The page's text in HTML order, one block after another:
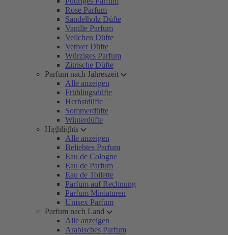
Rose Parfum
Sandelholz Düfte
Vanille Parfum
Veilchen Düfte
Vetiver Düfte
Würziges Parfum
Zitrische Düfte
Parfum nach Jahreszeit
Alle anzeigen
Frühlingsdüfte
Herbstdüfte
Sommerdüfte
Winterdüfte
Highlights
Alle anzeigen
Beliebtes Parfum
Eau de Cologne
Eau de Parfum
Eau de Toilette
Parfum auf Rechnung
Parfum Miniaturen
Unisex Parfum
Parfum nach Land
Alle anzeigen
Arabisches Parfum